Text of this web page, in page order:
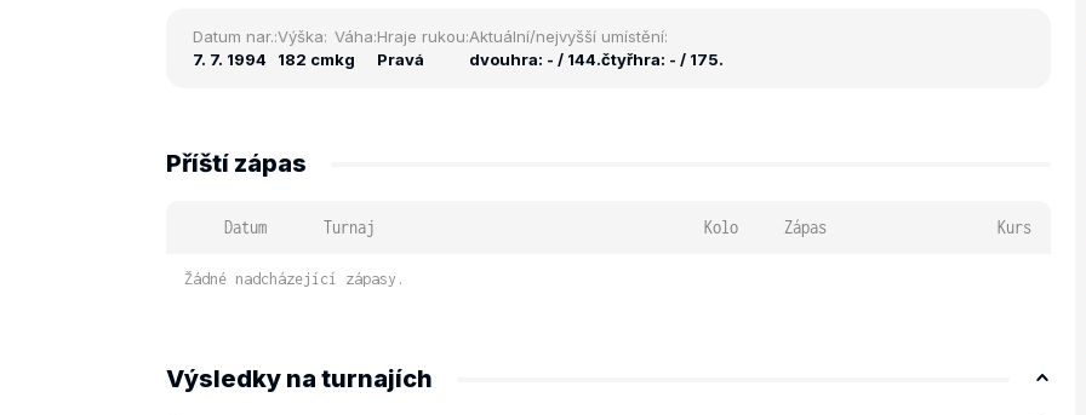
Datum nar.:
7. 7. 1994
Výška:
182 cm
Váha:
kg
Hraje rukou:
Pravá
Aktuální/nejvyšší umístění:
dvouhra: - / 144.čtyřhra: - / 175.
Příští zápas
Datum Turnaj Kolo Zápas Kurs
Žádné nadcházející zápasy.
Výsledky na turnajích